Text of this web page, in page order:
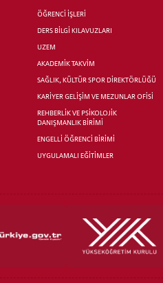
ÖĞRENCİ İŞLERİ
DERS BİLGİ KILAVUZLARI
UZEM
AKADEMİK TAKVİM
SAĞLIK, KÜLTÜR SPOR DİREKTÖRLÜĞÜ
KARİYER GELİŞİM VE MEZUNLAR OFİSİ
REHBERLİK VE PSİKOLOJİK
DANIŞMANLIK BİRİMİ
ENGELLİ ÖĞRENCİ BİRİMİ
UYGULAMALI EĞİTİMLER